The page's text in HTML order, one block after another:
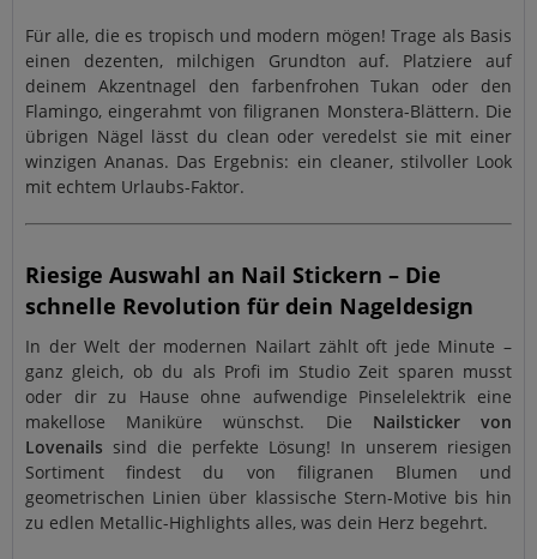
Für alle, die es tropisch und modern mögen! Trage als Basis
einen dezenten, milchigen Grundton auf. Platziere auf
deinem Akzentnagel den farbenfrohen Tukan oder den
Flamingo, eingerahmt von filigranen Monstera-Blättern. Die
übrigen Nägel lässt du clean oder veredelst sie mit einer
winzigen Ananas. Das Ergebnis: ein cleaner, stilvoller Look
mit echtem Urlaubs-Faktor.
Riesige Auswahl an Nail Stickern – Die
schnelle Revolution für dein Nageldesign
In der Welt der modernen Nailart zählt oft jede Minute –
ganz gleich, ob du als Profi im Studio Zeit sparen musst
oder dir zu Hause ohne aufwendige Pinselelektrik eine
makellose Maniküre wünschst. Die Nailsticker von
Lovenails sind die perfekte Lösung! In unserem riesigen
Sortiment findest du von filigranen Blumen und
geometrischen Linien über klassische Stern-Motive bis hin
zu edlen Metallic-Highlights alles, was dein Herz begehrt.